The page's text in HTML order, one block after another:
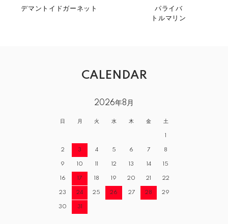
デマントイドガーネット
パライバ
トルマリン
CALENDAR
2026年8月
日 月 火 水 木 金 土
1
2 3 4 5 6 7 8
9 10 11 12 13 14 15
16 17 18 19 20 21 22
23 24 25 26 27 28 29
30 31